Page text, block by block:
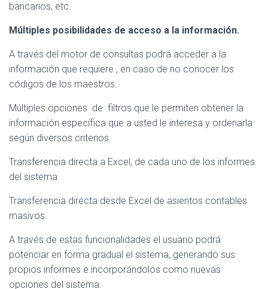
bancarios, etc.
Múltiples posibilidades de acceso a la información.
A través del motor de consultas podrá acceder a la
información que requiere , en caso de no conocer los
códigos de los maestros.
Múltiples opciones de filtros que le permiten obtener la
información específica que a usted le interesa y ordenarla
según diversos criterios.
Transferencia directa a Excel, de cada uno de los informes
del sistema.
Transferencia directa desde Excel de asientos contables
masivos.
A través de estas funcionalidades el usuario podrá
potenciar en forma gradual el sistema, generando sus
propios informes e incorporándolos como nuevas
opciones del sistema.